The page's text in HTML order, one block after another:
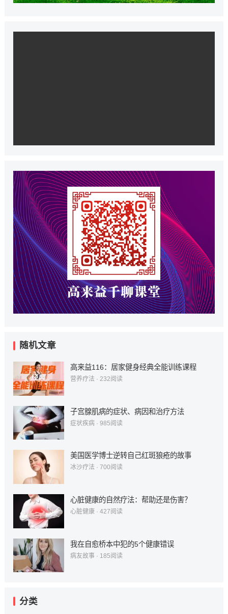
随机文章
高来益116：居家健身经典全能训练课程
营养疗法 · 232阅读
子宫腺肌病的症状、病因和治疗方法
症状疾病· 985阅读
美国医学博士逆转自己红斑狼疮的故事
冰沙疗法 · 700阅读
心脏健康的自然疗法：帮助还是伤害？
心脏健康· 427阅读
我在自愈桥本中犯的5个健康错误
病友故事· 185阅读
分类